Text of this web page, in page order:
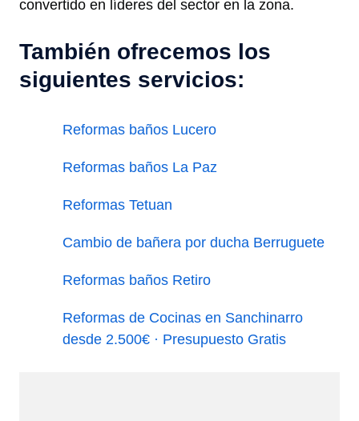
convertido en líderes del sector en la zona.
También ofrecemos los
siguientes servicios:
Reformas baños Lucero
Reformas baños La Paz
Reformas Tetuan
Cambio de bañera por ducha Berruguete
Reformas baños Retiro
Reformas de Cocinas en Sanchinarro
desde 2.500€ · Presupuesto Gratis